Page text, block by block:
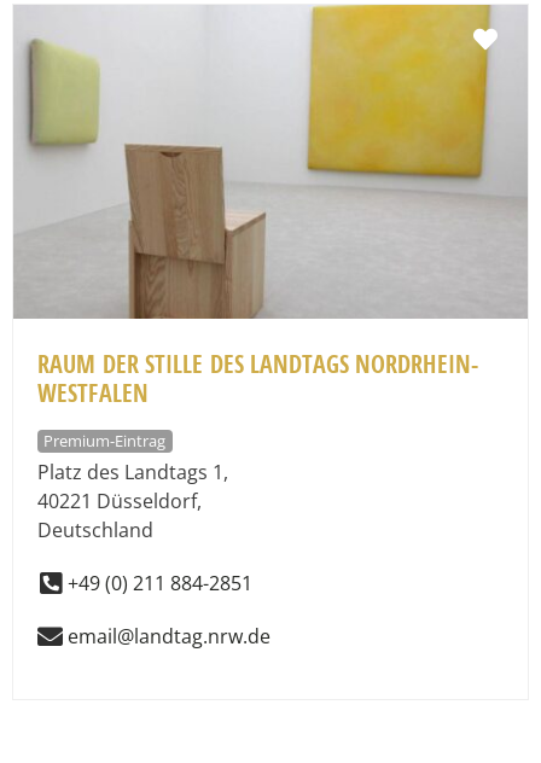
RAUM DER STILLE DES LANDTAGS NORDRHEIN-
WESTFALEN
Premium-Eintrag
Platz des Landtags 1,
40221 Düsseldorf,
Deutschland
+49 (0) 211 884-2851
email@landtag.nrw.de